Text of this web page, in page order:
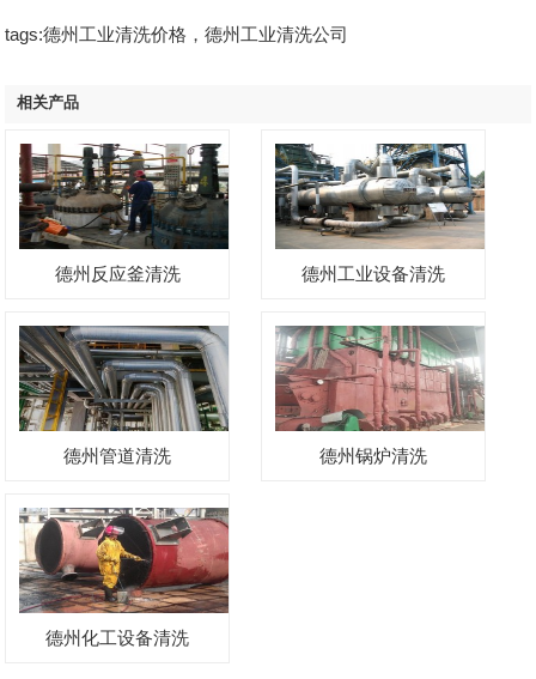
tags:德州工业清洗价格，德州工业清洗公司
相关产品
德州反应釜清洗 德州工业设备清洗
德州管道清洗 德州锅炉清洗
德州化工设备清洗